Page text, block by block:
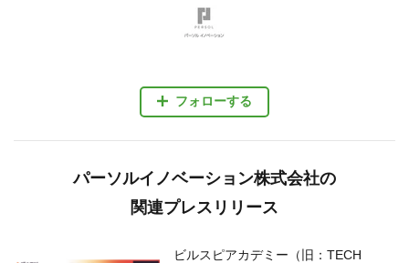
フォローする
パーソルイノベーション株式会社の
関連プレスリリース
ビルスピアカデミー（旧：TECH